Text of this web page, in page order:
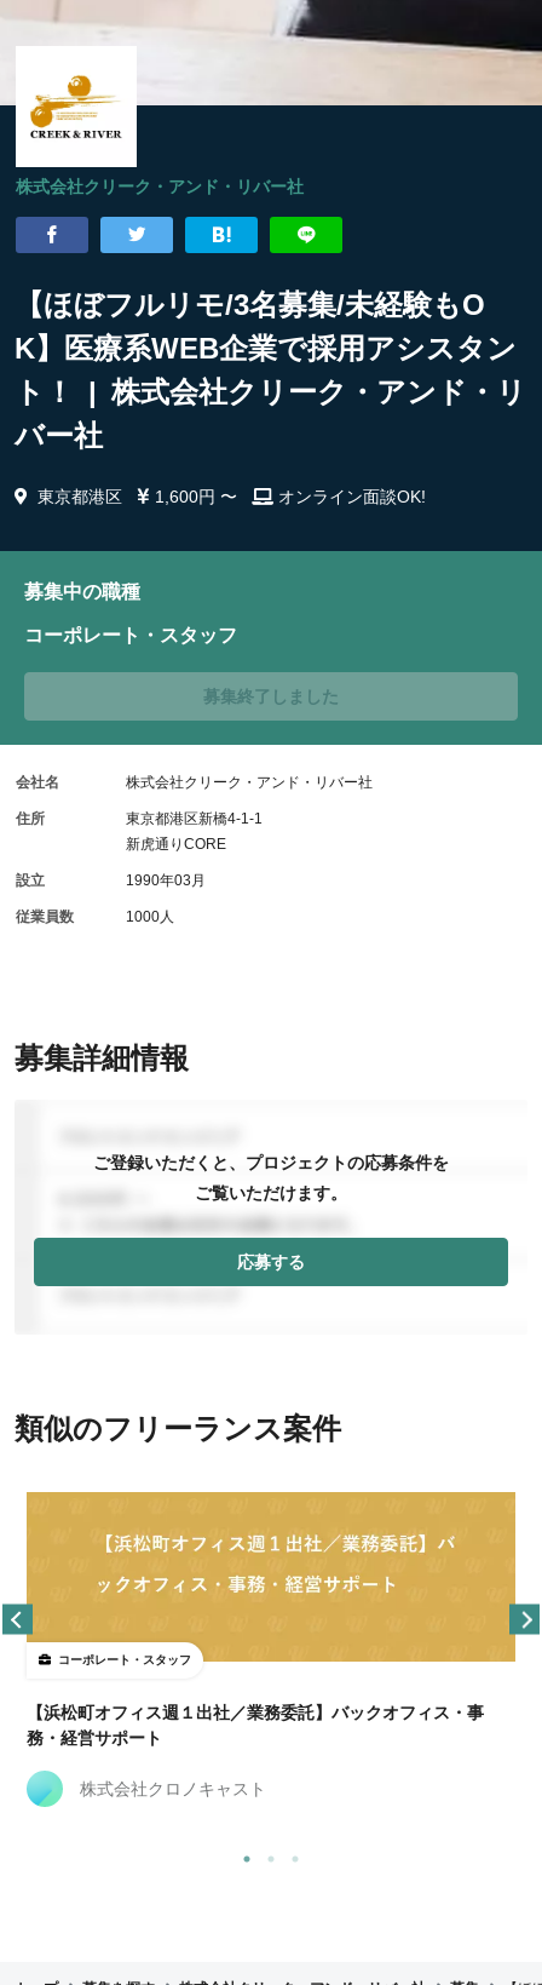
株式会社クリーク・アンド・リバー社
【ほぼフルリモ/3名募集/未経験もO
K】医療系WEB企業で採用アシスタン
ト！ | 株式会社クリーク・アンド・リ
バー社
東京都港区 1,600円 〜 オンライン面談OK!
募集詳細情報
ご登録いただくと、プロジェクトの応募条件を
ご覧いただけます。
応募する
募集中の職種
コーポレート・スタッフ
募集終了しました
会社名 株式会社クリーク・アンド・リバー社
住所
東京都港区新橋4-1-1
新虎通りCORE
設立 1990年03月
従業員数 1000人
類似のフリーランス案件
コーポレート・スタッフ
【浜松町オフィス週１出社／業務委託】バックオフィス・事
務・経営サポート
株式会社クロノキャスト